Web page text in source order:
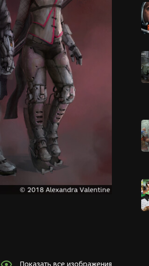
Показать все изображения